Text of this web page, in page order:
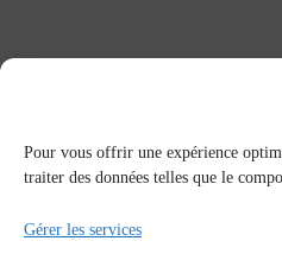
Pour vous offrir une expérience
traiter des données telles que le
Gérer les services